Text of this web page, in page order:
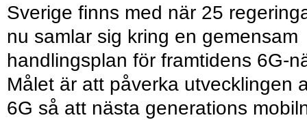
Sverige finns med när 25
nu samlar sig kring en gemensam
handlingsplan för framtidens 6G-
Målet är att påverka utvecklingen
6G så att nästa generations